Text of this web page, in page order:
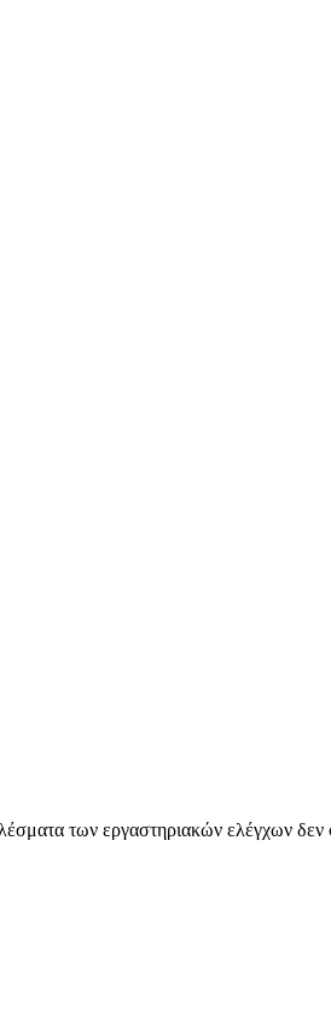
των εργαστηριακών ελέγχων δεν